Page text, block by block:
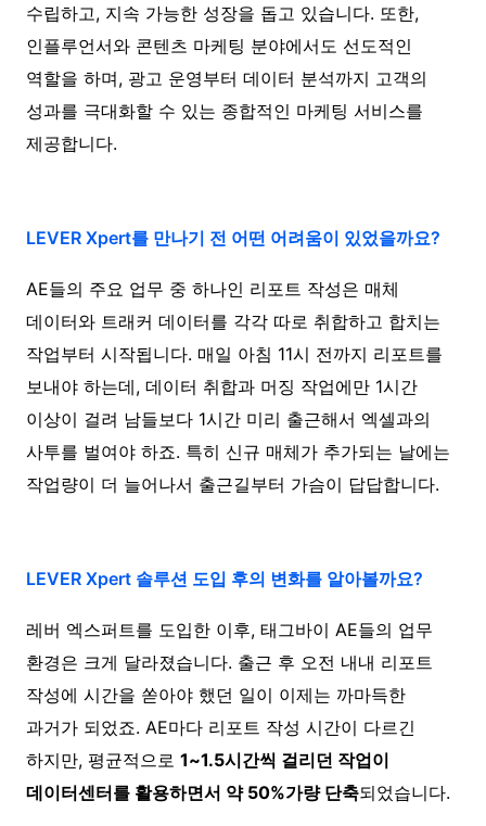
수립하고, 지속 가능한 성장을 돕고 있습니다. 또한,
인플루언서와 콘텐츠 마케팅 분야에서도 선도적인
역할을 하며, 광고 운영부터 데이터 분석까지 고객의
성과를 극대화할 수 있는 종합적인 마케팅 서비스를
제공합니다.
LEVER Xpert를 만나기 전 어떤 어려움이 있었을까요?
AE들의 주요 업무 중 하나인 리포트 작성은 매체
데이터와 트래커 데이터를 각각 따로 취합하고 합치는
작업부터 시작됩니다. 매일 아침 11시 전까지 리포트를
보내야 하는데, 데이터 취합과 머징 작업에만 1시간
이상이 걸려 남들보다 1시간 미리 출근해서 엑셀과의
사투를 벌여야 하죠. 특히 신규 매체가 추가되는 날에는
작업량이 더 늘어나서 출근길부터 가슴이 답답합니다.
LEVER Xpert 솔루션 도입 후의 변화를 알아볼까요?
레버 엑스퍼트를 도입한 이후, 태그바이 AE들의 업무
환경은 크게 달라졌습니다. 출근 후 오전 내내 리포트
작성에 시간을 쏟아야 했던 일이 이제는 까마득한
과거가 되었죠. AE마다 리포트 작성 시간이 다르긴
하지만, 평균적으로 1~1.5시간씩 걸리던 작업이
데이터센터를 활용하면서 약 50%가량 단축되었습니다.